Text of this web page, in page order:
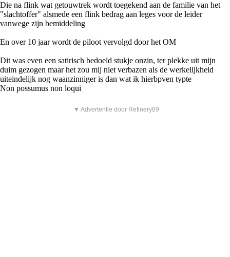
Die na flink wat getouwtrek wordt toegekend aan de familie van het
"slachtoffer" alsmede een flink bedrag aan leges voor de leider
vanwege zijn bemiddeling
En over 10 jaar wordt de piloot vervolgd door het OM
Dit was even een satirisch bedoeld stukje onzin, ter plekke uit mijn
duim gezogen maar het zou mij niet verbazen als de werkelijkheid
uiteindelijk nog waanzinniger is dan wat ik hierbpven typte
Non possumus non loqui
▼ Advertentie door Refinery89